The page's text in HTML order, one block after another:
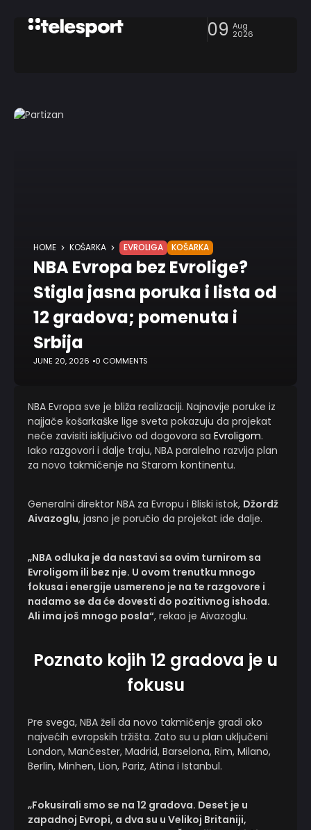
09 Aug
2026
HOME KOŠARKA EVROLIGA KOŠARKA
NBA Evropa bez Evrolige?
Stigla jasna poruka i lista od
12 gradova; pomenuta i
Srbija
JUNE 20, 2026 0 COMMENTS
NBA Evropa sve je bliža realizaciji. Najnovije poruke iz
najjače košarkaške lige sveta pokazuju da projekat
neće zavisiti isključivo od dogovora sa Evroligom.
Iako razgovori i dalje traju, NBA paralelno razvija plan
za novo takmičenje na Starom kontinentu.
Generalni direktor NBA za Evropu i Bliski istok, Džordž
Aivazoglu, jasno je poručio da projekat ide dalje.
„NBA odluka je da nastavi sa ovim turnirom sa
Evroligom ili bez nje. U ovom trenutku mnogo
fokusa i energije usmereno je na te razgovore i
nadamo se da će dovesti do pozitivnog ishoda.
Ali ima još mnogo posla“, rekao je Aivazoglu.
Poznato kojih 12 gradova je u
fokusu
Pre svega, NBA želi da novo takmičenje gradi oko
najvećih evropskih tržišta. Zato su u plan uključeni
London, Mančester, Madrid, Barselona, Rim, Milano,
Berlin, Minhen, Lion, Pariz, Atina i Istanbul.
„Fokusirali smo se na 12 gradova. Deset je u
zapadnoj Evropi, a dva su u Velikoj Britaniji,